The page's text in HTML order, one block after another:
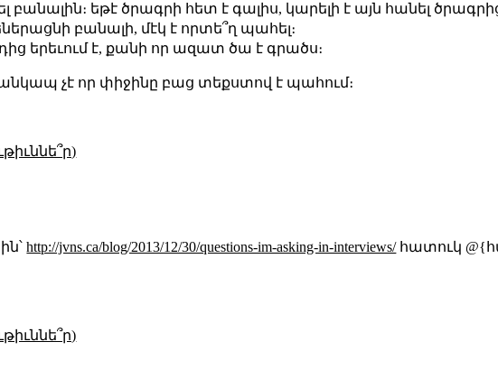
եթէ ծրագրի հետ է գալիս, կարելի է այն հանել
բանալի, մէկ է որտե՞ղ պահել։
երեւում է, քանի որ ազատ ծա է գրածս։
անկապ չէ որ փիջինը բաց տեքստով է պահում։
http://jvns.ca/blog/2013/12/30/questions-im-asking-in-interviews/հատուկ